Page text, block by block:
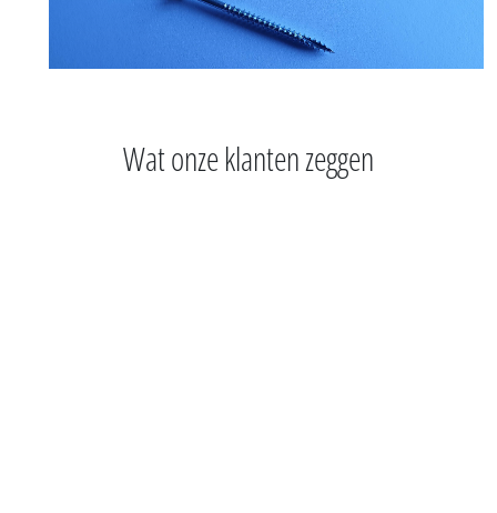
Wat onze klanten zeggen